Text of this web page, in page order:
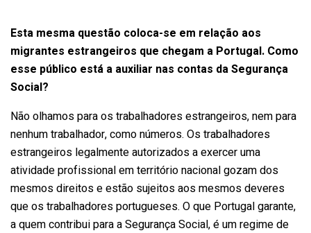
Esta mesma questão coloca-se em relação aos
migrantes estrangeiros que chegam a Portugal. Como
esse público está a auxiliar nas contas da Segurança
Social?
Não olhamos para os trabalhadores estrangeiros, nem para
nenhum trabalhador, como números. Os trabalhadores
estrangeiros legalmente autorizados a exercer uma
atividade profissional em território nacional gozam dos
mesmos direitos e estão sujeitos aos mesmos deveres
que os trabalhadores portugueses. O que Portugal garante,
a quem contribui para a Segurança Social, é um regime de